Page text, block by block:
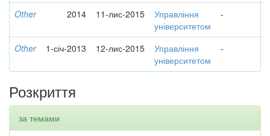
Other 2014 11-лис-2015
Управління
університетом
-
Other 1-січ-2013 12-лис-2015
Управління
університетом
-
Розкриття
за темами